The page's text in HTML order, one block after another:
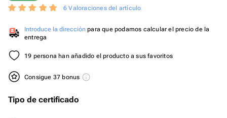
6 Valoraciones del artículo
Introduce la dirección para que podamos calcular el precio de la
entrega
19 persona han añadido el producto a sus favoritos
Consigue 37 bonus
Tipo de certificado